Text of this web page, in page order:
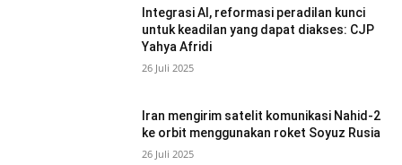
Integrasi AI, reformasi peradilan kunci
untuk keadilan yang dapat diakses: CJP
Yahya Afridi
26 Juli 2025
Iran mengirim satelit komunikasi Nahid-2
ke orbit menggunakan roket Soyuz Rusia
26 Juli 2025